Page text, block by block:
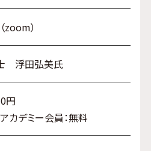
zoom）
浮田弘美氏
円
カデミー会員：無料